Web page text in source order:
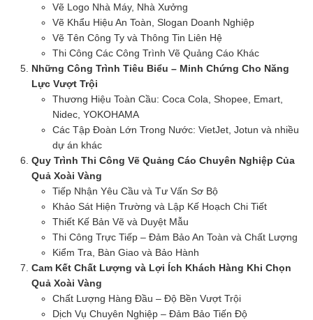
Vẽ Logo Nhà Máy, Nhà Xưởng
Vẽ Khẩu Hiệu An Toàn, Slogan Doanh Nghiệp
Vẽ Tên Công Ty và Thông Tin Liên Hệ
Thi Công Các Công Trình Vẽ Quảng Cáo Khác
Những Công Trình Tiêu Biểu – Minh Chứng Cho Năng
Lực Vượt Trội
Thương Hiệu Toàn Cầu: Coca Cola, Shopee, Emart,
Nidec, YOKOHAMA
Các Tập Đoàn Lớn Trong Nước: VietJet, Jotun và nhiều
dự án khác
Quy Trình Thi Công Vẽ Quảng Cáo Chuyên Nghiệp Của
Quả Xoài Vàng
Tiếp Nhận Yêu Cầu và Tư Vấn Sơ Bộ
Khảo Sát Hiện Trường và Lập Kế Hoạch Chi Tiết
Thiết Kế Bản Vẽ và Duyệt Mẫu
Thi Công Trực Tiếp – Đảm Bảo An Toàn và Chất Lượng
Kiểm Tra, Bàn Giao và Bảo Hành
Cam Kết Chất Lượng và Lợi Ích Khách Hàng Khi Chọn
Quả Xoài Vàng
Chất Lượng Hàng Đầu – Độ Bền Vượt Trội
Dịch Vụ Chuyên Nghiệp – Đảm Bảo Tiến Độ